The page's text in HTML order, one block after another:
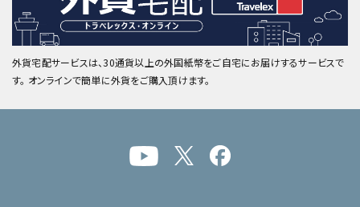
外貨宅配サービスは、30通貨以上の外国紙幣をご自宅にお届けするサービスで
す。 オンラインで簡単に外貨をご購入頂けます。